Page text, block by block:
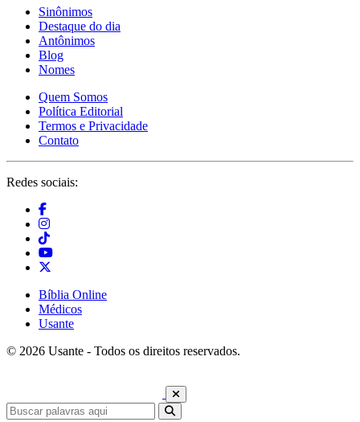
Sinônimos
Destaque do dia
Antônimos
Blog
Nomes
Quem Somos
Política Editorial
Termos e Privacidade
Contato
Redes sociais:
Bíblia Online
Médicos
Usante
© 2026 Usante - Todos os direitos reservados.